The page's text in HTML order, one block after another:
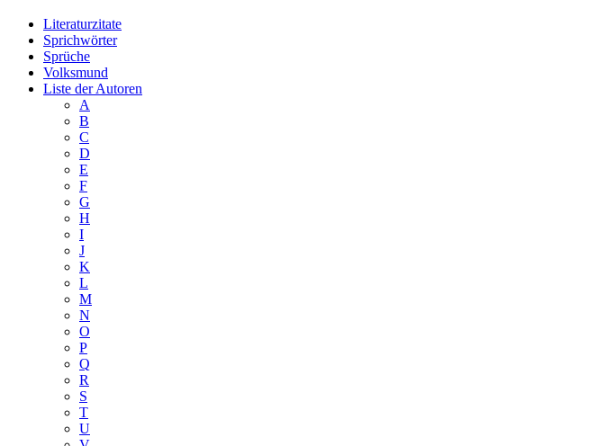
Literaturzitate
Sprichwörter
Sprüche
Volksmund
Liste der Autoren
A
B
C
D
E
F
G
H
I
J
K
L
M
N
O
P
Q
R
S
T
U